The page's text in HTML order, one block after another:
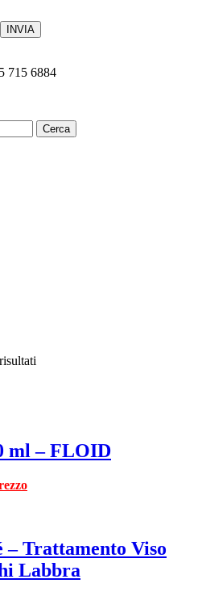
715 6884
Cerca
ml – FLOID
– Trattamento Viso
Labbra